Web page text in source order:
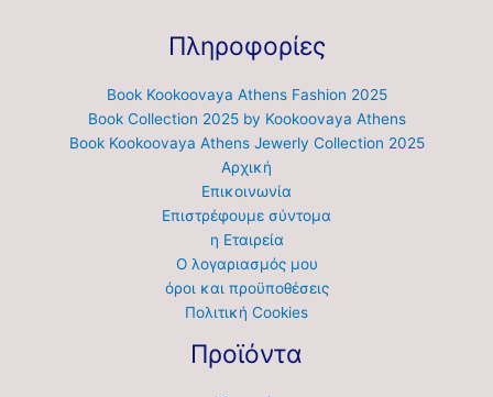
Πληροφορίες
Book Kookoovaya Athens Fashion 2025
Book Collection 2025 by Kookoovaya Athens
Book Kookoovaya Athens Jewerly Collection 2025
Αρχική
Επικοινωνία
Επιστρέφουμε σύντομα
η Εταιρεία
Ο λογαριασμός μου
όροι και προϋποθέσεις
Πολιτική Cookies
Προϊόντα